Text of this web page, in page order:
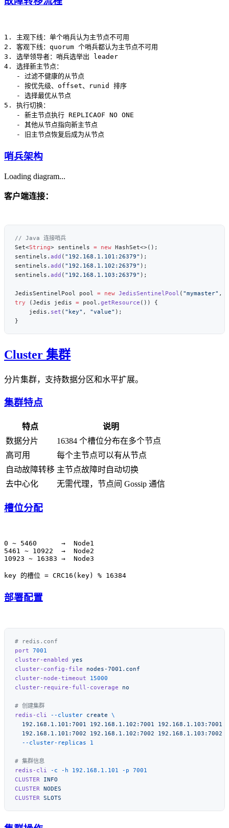
1. 主观下线：单个哨兵认为主节点不可用
2. 客观下线：quorum 个哨兵都认为主节点不可用
3. 选举领导者：哨兵选举出 leader
4. 选择新主节点：
   - 过滤不健康的从节点
   - 按优先级、offset、runid 排序
   - 选择最优从节点
5. 执行切换：
   - 新主节点执行 REPLICAOF NO ONE
   - 其他从节点指向新主节点
哨兵架构
Loading diagram...
客户端连接：
Set<String> sentinels = new
sentinels. add ( "192.168.1.101:26379"
sentinels. add ( "192.168.1.102:26379"
sentinels. add ( "192.168.1.103:26379"
JedisSentinelPool pool = new JedisSentinelPool ( "mymaster"
try (Jedis jedis = pool. getResource
    jedis.
set ( "key" , "value"
Cluster 集群
分片集群，支持数据分区和水平扩展。
集群特点
特点
说明
数据分片
16384 个槽位分布在多个节点
高可用
每个主节点可以有从节点
自动故障转移 主节点故障时自动切换
去中心化
无需代理，节点间 Gossip 通信
槽位分配
0 ~ 5460      →  Node1
5461 ~ 10922  →  Node2
10923 ~ 16383 →  Node3
部署配置
port
cluster-enabled
cluster-config-file
cluster-node-timeout
cluster-require-full-coverage
redis-cli
--cluster create
  192.168.1.101:7001
192.168.1.102:7001
192.168.1.103:7001
  192.168.1.101:7002
192.168.1.102:7002 192.168.1.103:7002
  --cluster-replicas
redis-cli
-c -h 192.168.1.101 -p
CLUSTER
CLUSTER
CLUSTER